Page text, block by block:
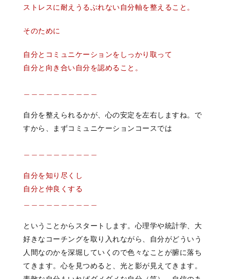
ストレスに耐えうるぶれない自分軸を整えること。
そのために
自分とコミュニケーションをしっかり取って
自分と向き合い自分を認めること。
自分を整えられるかが、 心の安定を左右しますね。 で
すから、まずコミュニケーションコースでは
自分を知り尽くし
自分と仲良くする
ということからスタートします。 心理学や統計学、 大
好きなコーチングを取り入れながら、
自分がどういう
人間なのかを深堀していくので色々なことが腑に落ち
てきます。 心を見つめると、 光と影が見えてきます。